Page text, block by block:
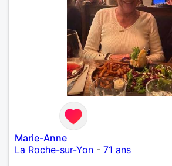
Marie-Anne
La Roche-sur-Yon - 71 ans